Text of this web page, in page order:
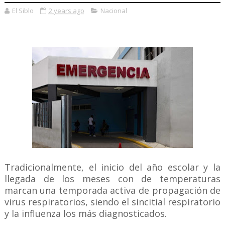
El Siblo 2 years ago Nacional
Tradicionalmente, el inicio del año escolar y la
llegada de los meses con de temperaturas
marcan una temporada activa de propagación de
virus respiratorios, siendo el sincitial respiratorio
y la influenza los más diagnosticados.